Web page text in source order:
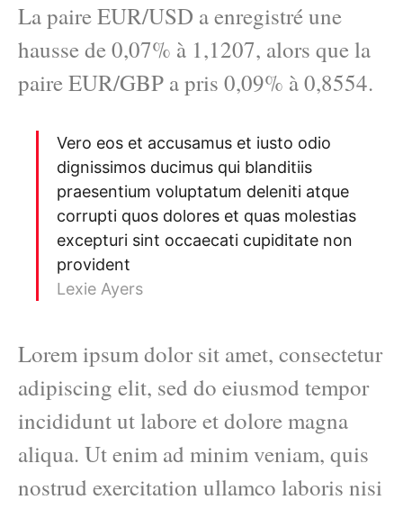
La paire EUR/USD a enregistré une
hausse de 0,07% à 1,1207, alors que la
paire EUR/GBP a pris 0,09% à 0,8554.
Vero eos et accusamus et iusto odio
dignissimos ducimus qui blanditiis
praesentium voluptatum deleniti atque
corrupti quos dolores et quas molestias
excepturi sint occaecati cupiditate non
provident
Lexie Ayers
Lorem ipsum dolor sit amet, consectetur
adipiscing elit, sed do eiusmod tempor
incididunt ut labore et dolore magna
aliqua. Ut enim ad minim veniam, quis
nostrud exercitation ullamco laboris nisi